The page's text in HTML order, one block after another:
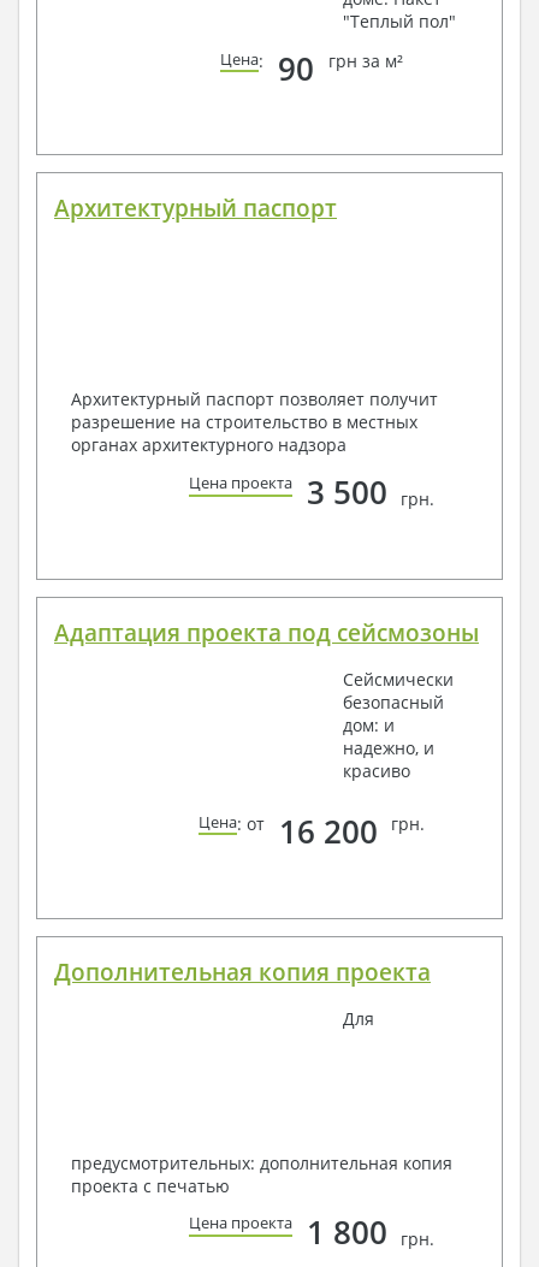
"Теплый пол"
Цена: 90 грн за м²
Архитектурный паспорт
Архитектурный паспорт позволяет получит
разрешение на строительство в местных
органах архитектурного надзора
Цена проекта 3 500 грн.
Адаптация проекта под сейсмозоны
Сейсмически
безопасный
дом: и
надежно, и
красиво
Цена: от 16 200 грн.
Дополнительная копия проекта
Для
предусмотрительных: дополнительная копия
проекта с печатью
Цена проекта 1 800 грн.